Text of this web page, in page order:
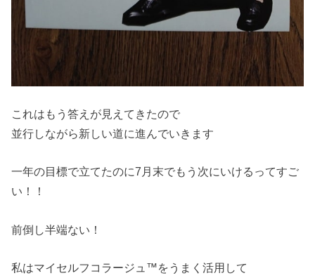
これはもう答えが見えてきたので
並行しながら新しい道に進んでいきます
一年の目標で立てたのに7月末でもう次にいけるってすご
い！！
前倒し半端ない！
私はマイセルフコラージュ™をうまく活用して